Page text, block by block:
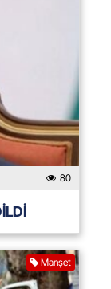
80
Manşet